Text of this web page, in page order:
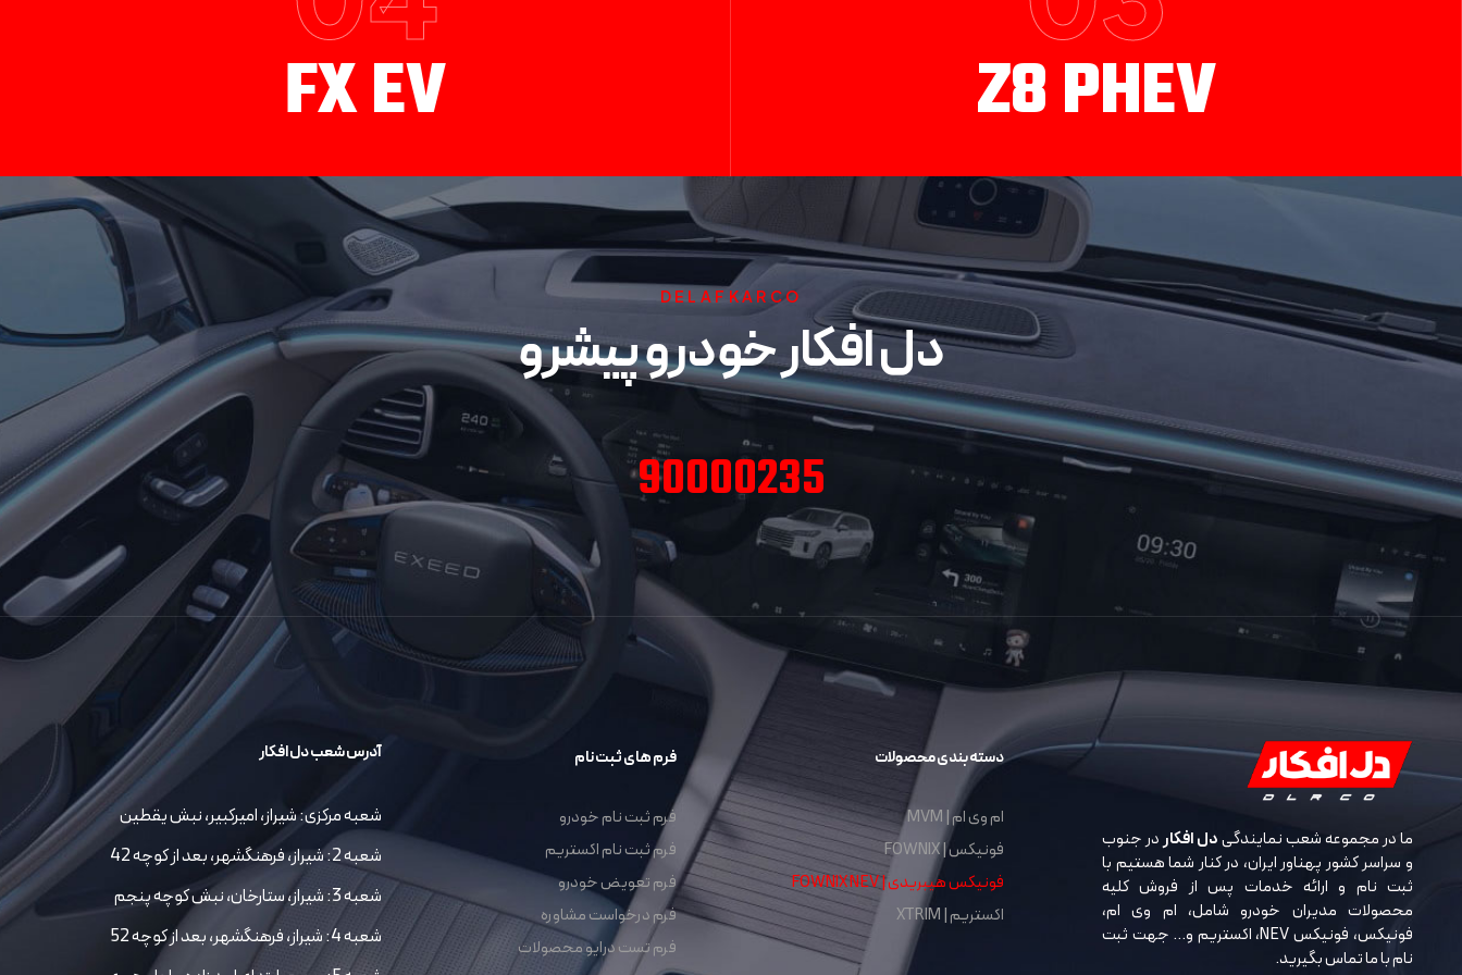
Z8 PHEV
FX EV
DELAFKARCO
دل افکار خودرو پیشرو
90000235
ما در مجموعه شعب نمایندگیدل افکاردر جنوب
و سراسر کشور پهناور ایران، در کنار شما هستیم با
ثبت نام و ارائه خدمات پس از فروش کلیه
محصولات مدیران خودرو شامل، ام وی ام،
فونیکس، فونیکس NEV، اکستریم و… جهت ثبت
نام با ما تماس بگیرید.
دسته بندی محصولات
ام وی ام | MVM
فونیکس | FOWNIX
فونیکس هیبریدی | FOWNIX NEV
اکستریم | XTRIM
فرم های ثبت نام
فرم ثبت نام خودرو
فرم ثبت نام اکستریم
فرم تعویض خودرو
فرم درخواست مشاوره
فرم تست درایو محصولات
آدرس شعب دل افکار
شعبه مرکزی: شیراز، امیرکبیر، نبش یقطین
شعبه 2: شیراز، فرهنگشهر، بعد از کوچه 42
شعبه 3: شیراز، ستارخان، نبش کوچه پنجم
شعبه 4: شیراز، فرهنگشهر، بعد از کوچه 52